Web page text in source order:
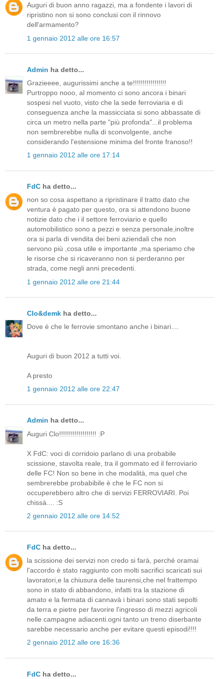
Auguri di buon anno ragazzi, ma a fondente i lavori di
ripristino non si sono conclusi con il rinnovo
dell'armamento?
1 gennaio 2012 alle ore 16:57
Admin ha detto...
Grazieeee, augurissimi anche a te!!!!!!!!!!!!!!!!!
Purtroppo nooo, al momento ci sono ancora i binari
sospesi nel vuoto, visto che la sede ferroviaria e di
conseguenza anche la massicciata si sono abbassate di
circa un metro nella parte "più profonda"...il problema
non sembrerebbe nulla di sconvolgente, anche
considerando l'estensione minima del fronte franoso!!
1 gennaio 2012 alle ore 17:14
FdC ha detto...
non so cosa aspettano a ripristinare il tratto dato che
ventura è pagato per questo, ora si attendono buone
notizie dato che i il settore ferroviario e quello
automobilistico sono a pezzi e senza personale,inoltre
ora si parla di vendita dei beni aziendali che non
servono più ,cosa utile e importante ,ma speriamo che
le risorse che si ricaveranno non si perderanno per
strada, come negli anni precedenti.
1 gennaio 2012 alle ore 21:44
Clo&demk ha detto...
Dove è che le ferrovie smontano anche i binari....
Auguri di buon 2012 a tutti voi.
A presto
1 gennaio 2012 alle ore 22:47
Admin ha detto...
Auguri Clo!!!!!!!!!!!!!!!!!!! :P
X FdC: voci di corridoio parlano di una probabile
scissione, stavolta reale, tra il gommato ed il ferroviario
delle FC! Non so bene in che modalità, ma quel che
sembrerebbe probabibile è che le FC non si
occuperebbero altro che di servizi FERROVIARI. Poi
chissà.... :S
2 gennaio 2012 alle ore 14:52
FdC ha detto...
la scissione dei servizi non credo si farà, perché oramai
l'accordo è stato raggiunto con molti sacrifici scaricati sui
lavoratori,e la chiusura delle taurensi,che nel frattempo
sono in stato di abbandono, infatti tra la stazione di
amato e la fermata di cannavà i binari sono stati sepolti
da terra e pietre per favorire l'ingresso di mezzi agricoli
nelle campagne adiacenti.ogni tanto un treno diserbante
sarebbe necessario anche per evitare questi episodi!!!!
2 gennaio 2012 alle ore 16:36
FdC ha detto...